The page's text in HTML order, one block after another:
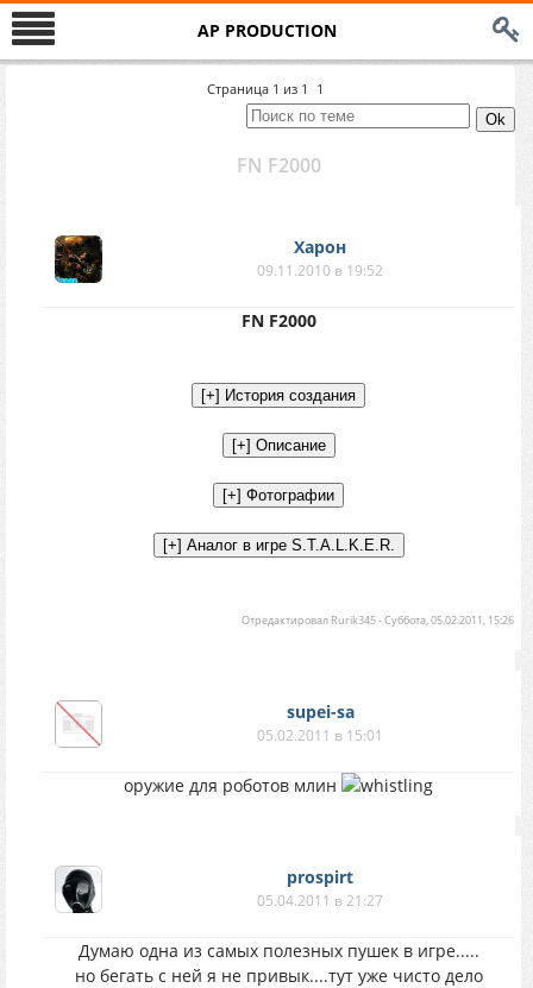
AP PRODUCTION
Страница 1 из 1 1
FN F2000
Харон
09.11.2010 в 19:52
FN F2000
Отредактировал Rurik345-Суббота, 05.02.2011, 15:26
supei-sa
05.02.2011 в 15:01
оружие для роботов млин
prospirt
05.04.2011 в 21:27
Думаю одна из самых полезных пушек в игре.....
но бегать с ней я не привык....тут уже чисто дело